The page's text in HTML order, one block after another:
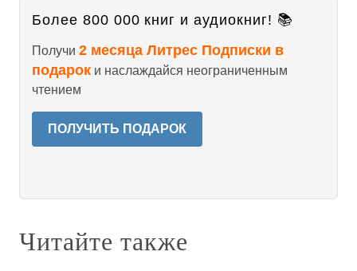
Более 800 000 книг и аудиокниг! 📚
Получи 2 месяца Литрес Подписки в
подарок и наслаждайся неограниченным
чтением
ПОЛУЧИТЬ ПОДАРОК
Читайте также